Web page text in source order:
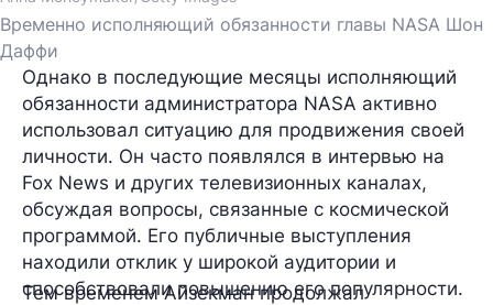
Временно исполняющий обязанности главы NASA Шон
Даффи
Однако в последующие месяцы исполняющий
обязанности администратора NASA активно
использовал ситуацию для продвижения своей
личности. Он часто появлялся в интервью на
Fox News и других телевизионных каналах,
обсуждая вопросы, связанные с космической
программой. Его публичные выступления
находили отклик у широкой аудитории и
способствовали повышению его популярности.
Тем временем Айзекман продолжал